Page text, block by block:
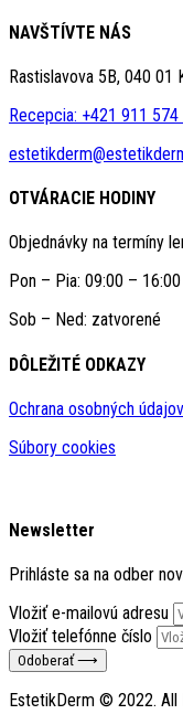
NAVŠTÍVTE NÁS
Rastislavova 5B, 040 01
Recepcia: +421 911 574
OTVÁRACIE HODINY
Objednávky na termíny
Pon – Pia: 09:00 – 16:00
Sob – Ned: zatvorené
DÔLEŽITÉ ODKAZY​
Ochrana osobných údajov
Súbory cookies
Newsletter
Prihláste sa na odber
Vložiť e-mailovú adresu
Vložiť telefónne číslo
Odoberať ⟶
EstetikDerm © 2022. All